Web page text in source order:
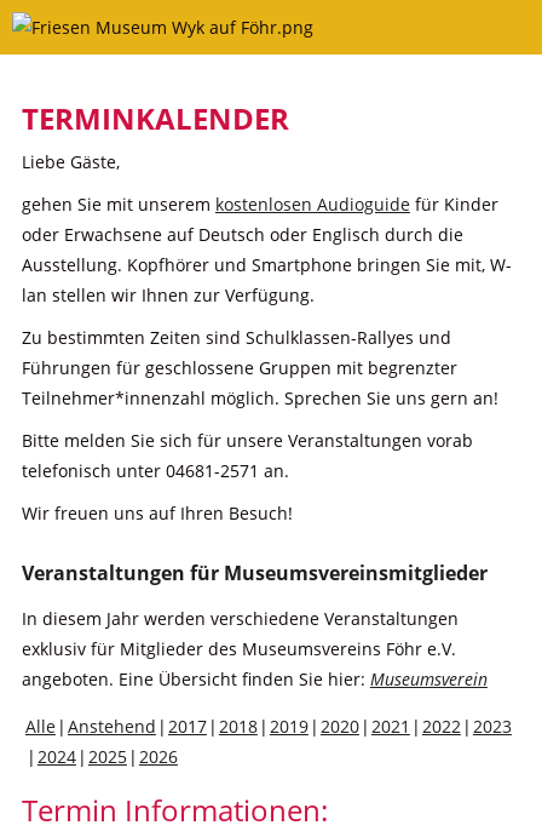
Skip
TERMINKALENDER
Liebe Gäste,
gehen Sie mit unserem kostenlosen Audioguidefür Kinder
oder Erwachsene auf Deutsch oder Englisch durch die
Ausstellung. Kopfhörer und Smartphone bringen Sie mit, W-
lan stellen wir Ihnen zur Verfügung.
Zu bestimmten Zeiten sind Schulklassen-Rallyes und
Führungen für geschlossene Gruppen mit begrenzter
Teilnehmer*innenzahl möglich. Sprechen Sie uns gern an!
Bitte melden Sie sich für unsere Veranstaltungen vorab
telefonisch unter 04681-2571 an.
Wir freuen uns auf Ihren Besuch!
Veranstaltungen für Museumsvereinsmitglieder
In diesem Jahr werden verschiedene Veranstaltungen
exklusiv für Mitglieder des Museumsvereins Föhr e.V.
angeboten. Eine Übersicht finden Sie hier: Museumsverein
Alle Anstehend 2017 2018 2019 2020 2021 2022
2023
2024 2025 2026
Termin Informationen: